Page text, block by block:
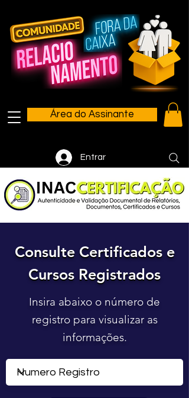
Área do Assinante
Entrar
Consulte Certificados e
Cursos Registrados
Consulte Certificados e
Cursos Registrados
Insira abaixo o número de
registro para visualizar as
informações.